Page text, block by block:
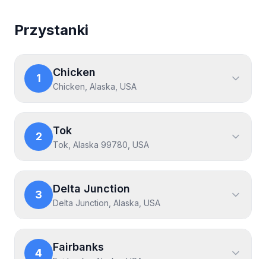
Przystanki
1 Chicken
Chicken, Alaska, USA
2 Tok
Tok, Alaska 99780, USA
3 Delta Junction
Delta Junction, Alaska, USA
4 Fairbanks